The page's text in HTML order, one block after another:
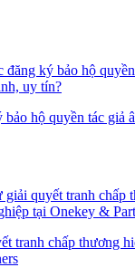
hộ quyền tác giả
tranh chấp thương